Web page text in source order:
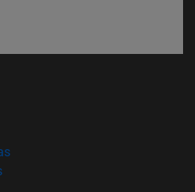
ventana)
(abre en nueva ventana)
(abre en nueva ventana)